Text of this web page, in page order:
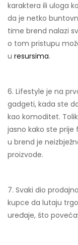
karaktera ili uloga
da je netko
time brend nalazi
o tom pristupu
u resursima.
6. Lifestyle je na
gadgeti, kada ste
kao komoditet.
jasno kako ste prije
u brend je
proizvode.
7. Svaki dio
kupce da lutaju
uređaje, što